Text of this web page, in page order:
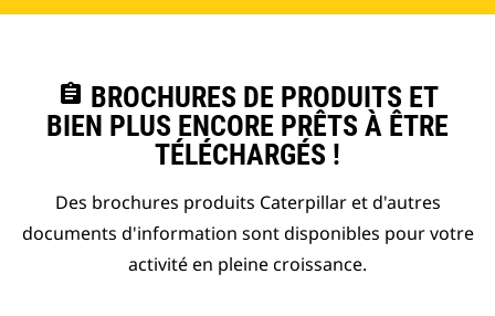
assignment BROCHURES DE PRODUITS ET
BIEN PLUS ENCORE PRÊTS À ÊTRE
TÉLÉCHARGÉS !
Des brochures produits Caterpillar et d'autres
documents d'information sont disponibles pour votre
activité en pleine croissance.